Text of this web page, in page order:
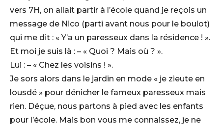
vers 7H, on allait partir à l’école quand je reçois un
message de Nico (parti avant nous pour le boulot)
qui me dit : « Y’a un paresseux dans la résidence ! ».
Et moi je suis là : – « Quoi ? Mais où ? ».
Lui : – « Chez les voisins ! ».
Je sors alors dans le jardin en mode « je zieute en
lousdé » pour dénicher le fameux paresseux mais
rien. Déçue, nous partons à pied avec les enfants
pour l’école. Mais bon vous me connaissez, je ne